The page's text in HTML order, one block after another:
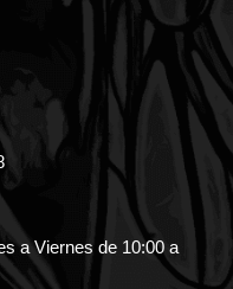
a Viernes de 10:00 a